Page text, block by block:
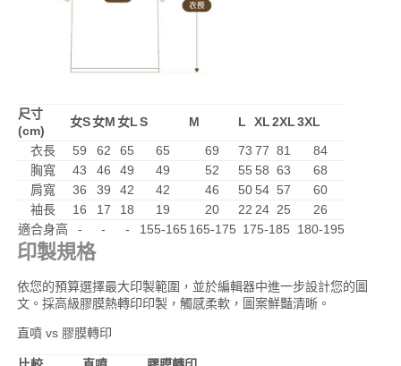
尺寸
(cm)
女S女M女LS M L XL2XL3XL
衣長
59 62 65 65 69 73 77 81
84
胸寬
43 46 49 49 52 55 58 63
68
肩寬
36 39 42 42 46 50 54 57
60
袖長
16 17 18 19 20 22 24 25
26
適合身高
- - - 155-165 165-175 175-185 180-195
印製規格
依您的預算選擇最大印製範圍，並於編輯器中進一步設計您的圖
文。採高級膠膜熱轉印印製，觸感柔軟，圖案鮮豔清晰。
直噴 vs 膠膜轉印